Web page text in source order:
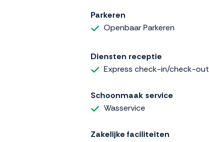
Parkeren
Openbaar Parkeren
Diensten receptie
Express check-in/check-out
Schoonmaak service
Wasservice
Zakelijke faciliteiten